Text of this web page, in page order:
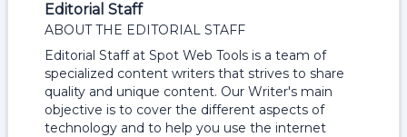
Editorial Staff
ABOUT THE EDITORIAL STAFF
Editorial Staff at Spot Web Tools is a team of
specialized content writers that strives to share
quality and unique content. Our Writer's main
objective is to cover the different aspects of
technology and to help you use the internet